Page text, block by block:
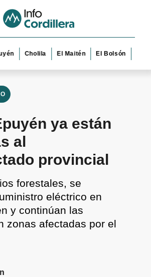
Cholila El Maitén El Bolsón Esquel
ya están
al
provincial
forestales, se
eléctrico en
y continúan las
zonas afectadas por el